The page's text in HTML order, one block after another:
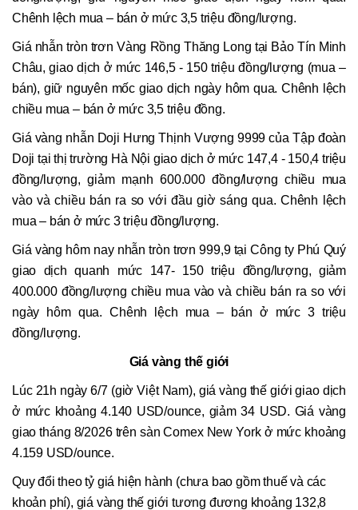
Chênh lệch mua – bán ở mức 3,5 triệu đồng/lượng.
Giá nhẫn tròn trơn Vàng Rồng Thăng Long tại Bảo Tín Minh
Châu, giao dịch ở mức 146,5 - 150 triệu đồng/lượng (mua –
bán), giữ nguyên mốc giao dịch ngày hôm qua. Chênh lệch
chiều mua – bán ở mức 3,5 triệu đồng.
Giá vàng nhẫn Doji Hưng Thịnh Vượng 9999 của Tập đoàn
Doji tại thị trường Hà Nội giao dịch ở mức 147,4 - 150,4 triệu
đồng/lượng, giảm mạnh 600.000 đồng/lượng chiều mua
vào và chiều bán ra so với đầu giờ sáng qua. Chênh lệch
mua – bán ở mức 3 triệu đồng/lượng.
Giá vàng hôm nay nhẫn tròn trơn 999,9 tại Công ty Phú Quý
giao dịch quanh mức 147- 150 triệu đồng/lượng, giảm
400.000 đồng/lượng chiều mua vào và chiều bán ra so với
ngày hôm qua. Chênh lệch mua – bán ở mức 3 triệu
đồng/lượng.
Giá vàng thế giới
Lúc 21h ngày 6/7 (giờ Việt Nam), giá vàng thế giới giao dịch
ở mức khoảng 4.140 USD/ounce, giảm 34 USD. Giá vàng
giao tháng 8/2026 trên sàn Comex New York ở mức khoảng
4.159 USD/ounce.
Quy đổi theo tỷ giá hiện hành (chưa bao gồm thuế và các
khoản phí), giá vàng thế giới tương đương khoảng 132,8